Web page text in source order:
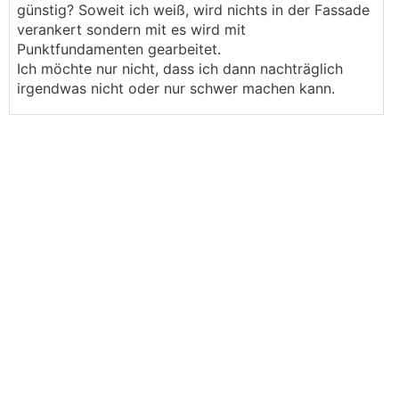
günstig? Soweit ich weiß, wird nichts in der Fassade
verankert sondern mit es wird mit
Punktfundamenten gearbeitet.
Ich möchte nur nicht, dass ich dann nachträglich
irgendwas nicht oder nur schwer machen kann.